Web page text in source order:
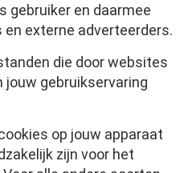
gebruiker en daarmee
externe adverteerders.
die door websites
jouw gebruikservaring
op jouw apparaat
zijn voor het